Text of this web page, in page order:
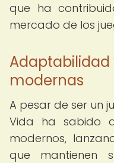
que ha
mercado de los
Adaptabilidad
modernas
A pesar de ser un
Vida ha sabido
modernos,
que mantienen